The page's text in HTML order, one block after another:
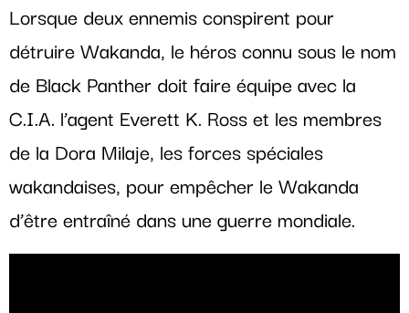
Lorsque deux ennemis conspirent pour
détruire Wakanda, le héros connu sous le nom
de Black Panther doit faire équipe avec la
C.I.A. l’agent Everett K. Ross et les membres
de la Dora Milaje, les forces spéciales
wakandaises, pour empêcher le Wakanda
d’être entraîné dans une guerre mondiale.